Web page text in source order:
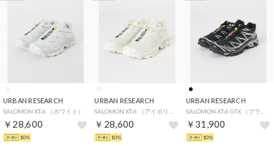
URBAN RESEARCH
SALOMON XT-6 （ホワイト）
￥28,600
10%
URBAN RESEARCH
￥28,600
10%
URBAN RESEARCH
￥31,900
10%